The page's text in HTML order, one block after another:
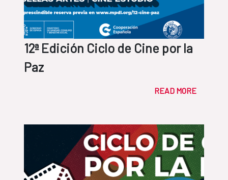
12ª Edición Ciclo de Cine por la
Paz
READ MORE